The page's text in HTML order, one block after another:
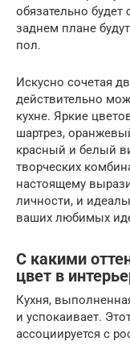
обязательно
заднем плане
пол.
Искусно сочетая
действительно
кухне. Яркие
шартрез,
красный и белый
творческих
настоящему
личности, и
ваших любимых
С какими
цвет в
Кухня,
и успокаивает.
ассоциируется с